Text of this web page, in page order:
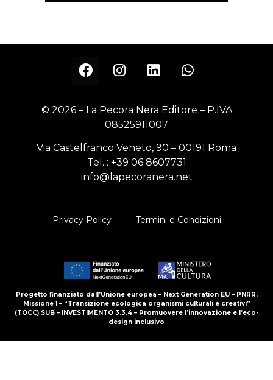
© 2026 – La Pecora Nera Editore – P.IVA
08525911007
Via Castelfranco Veneto, 90 – 00191 Roma
Tel. : +39 06 8607731
info@lapecoranera.net
Privacy Policy Termini e Condizioni
Progetto finanziato dall’Unione europea – Next Generation EU – PNRR,
Missione 1 – “Transizione ecologica organismi culturali e creativi”
(TOCC) SUB – INVESTIMENTO 3.3.4 – Promuovere l’innovazione e l’eco-
design inclusivo